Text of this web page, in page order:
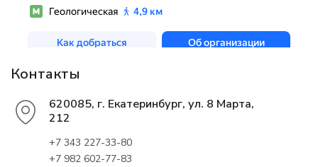
Контакты
620085, г. Екатеринбург, ул. 8 Марта,
212
+7 343 227-33-80
+7 982 602-77-83